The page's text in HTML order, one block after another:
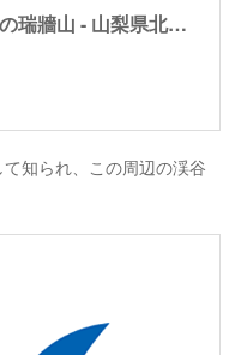
03.みずがき山自然公園からの瑞牆山 - 山梨県北杜市公式サイト
知られ、この周辺の渓谷